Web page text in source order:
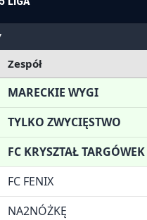
Zespół
MARECKIE WYGI
TYLKO ZWYCIĘSTWO
FC KRYSZTAŁ TARGÓWEK
FC FENIX
NA2NÓŻKĘ